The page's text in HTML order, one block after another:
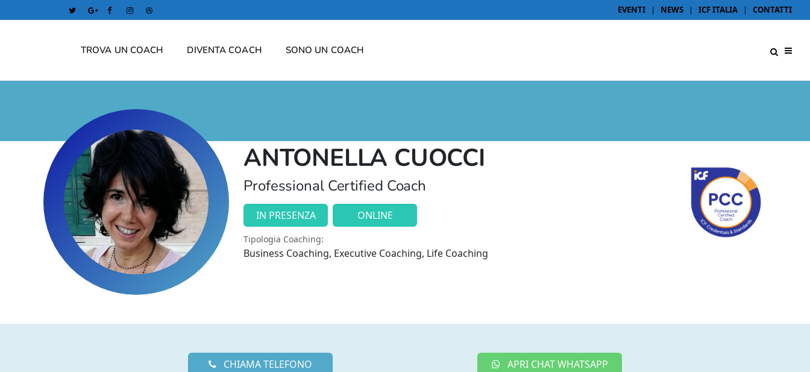
EVENTI | NEWS | ICF ITALIA | CONTATTI
TROVA UN COACH DIVENTA COACH SONO UN COACH
ANTONELLA CUOCCI
Professional Certified Coach
IN PRESENZA ONLINE
Tipologia Coaching:
Business Coaching, Executive Coaching, Life Coaching
CHIAMA TELEFONO APRI CHAT WHATSAPP